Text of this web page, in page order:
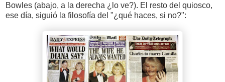
Bowles (abajo, a la derecha ¿lo ve?). El resto del quiosco,
ese día, siguió la filosofía del "¿qué haces, si no?":